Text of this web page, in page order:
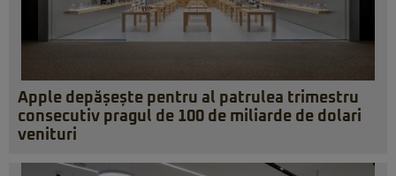
Apple depășește pentru al patrulea trimestru
consecutiv pragul de 100 de miliarde de dolari
venituri